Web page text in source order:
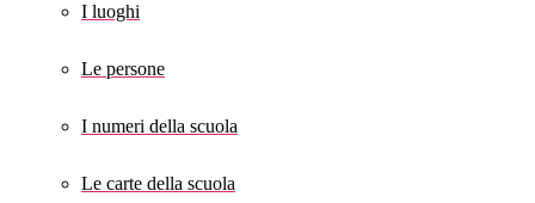
I luoghi
Le persone
I numeri della scuola
Le carte della scuola